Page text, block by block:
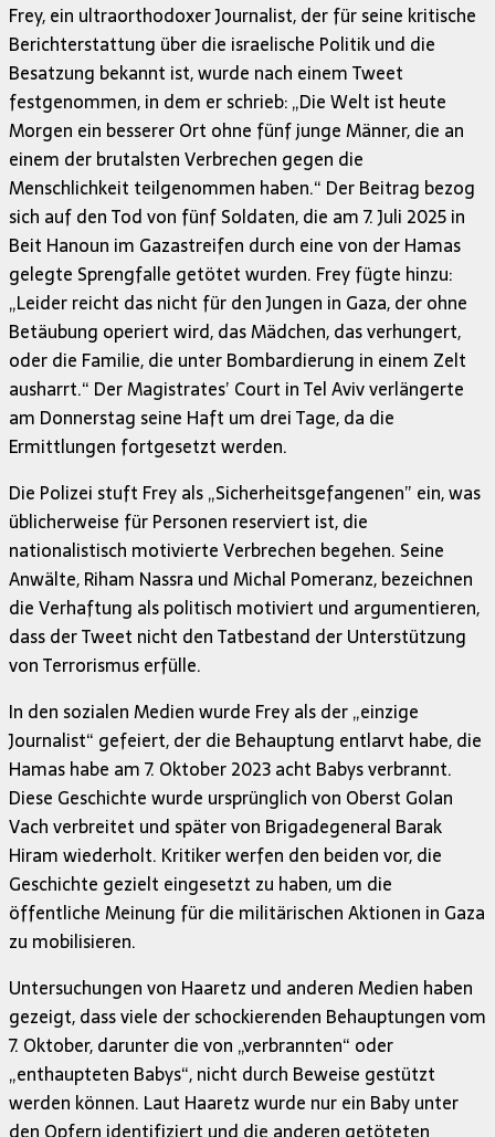
Frey, ein ultraorthodoxer Journalist, der für seine kritische
Berichterstattung über die israelische Politik und die
Besatzung bekannt ist, wurde nach einem Tweet
festgenommen, in dem er schrieb: „Die Welt ist heute
Morgen ein besserer Ort ohne fünf junge Männer, die an
einem der brutalsten Verbrechen gegen die
Menschlichkeit teilgenommen haben.“ Der Beitrag bezog
sich auf den Tod von fünf Soldaten, die am 7. Juli 2025 in
Beit Hanoun im Gazastreifen durch eine von der Hamas
gelegte Sprengfalle getötet wurden. Frey fügte hinzu:
„Leider reicht das nicht für den Jungen in Gaza, der ohne
Betäubung operiert wird, das Mädchen, das verhungert,
oder die Familie, die unter Bombardierung in einem Zelt
ausharrt.“ Der Magistrates’ Court in Tel Aviv verlängerte
am Donnerstag seine Haft um drei Tage, da die
Ermittlungen fortgesetzt werden.
Die Polizei stuft Frey als „Sicherheitsgefangenen” ein, was
üblicherweise für Personen reserviert ist, die
nationalistisch motivierte Verbrechen begehen. Seine
Anwälte, Riham Nassra und Michal Pomeranz, bezeichnen
die Verhaftung als politisch motiviert und argumentieren,
dass der Tweet nicht den Tatbestand der Unterstützung
von Terrorismus erfülle.
In den sozialen Medien wurde Frey als der „einzige
Journalist“ gefeiert, der die Behauptung entlarvt habe, die
Hamas habe am 7. Oktober 2023 acht Babys verbrannt.
Diese Geschichte wurde ursprünglich von Oberst Golan
Vach verbreitet und später von Brigadegeneral Barak
Hiram wiederholt. Kritiker werfen den beiden vor, die
Geschichte gezielt eingesetzt zu haben, um die
öffentliche Meinung für die militärischen Aktionen in Gaza
zu mobilisieren.
Untersuchungen von Haaretz und anderen Medien haben
gezeigt, dass viele der schockierenden Behauptungen vom
7. Oktober, darunter die von „verbrannten“ oder
„enthaupteten Babys“, nicht durch Beweise gestützt
werden können. Laut Haaretz wurde nur ein Baby unter